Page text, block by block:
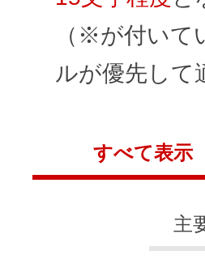
VPS
お名前.com
メールアドレスを
お名前メール
ドメイン販売パ
API連携や後払い
Domain
（※が付いて
ルが優先して
すべて表示
主